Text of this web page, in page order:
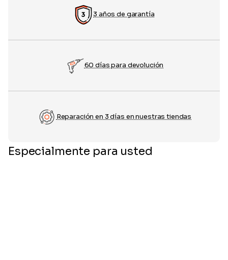
3 años de garantía
60 días para devolución
Reparación en 3 días en nuestras tiendas
Especialmente para usted